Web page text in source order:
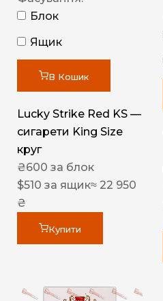
Блок
Ящик
В Кошик
Lucky Strike Red KS —
сигарети King Size
круг
₴600 за блок
$510 за ящик≈ 22 950
₴
Купити